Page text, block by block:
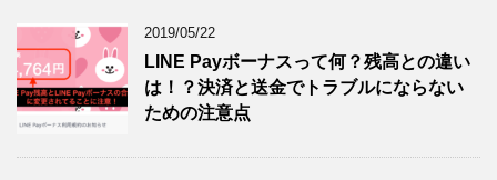
2019/05/22
LINE Payボーナスって何？残高との違い
は！？決済と送金でトラブルにならない
ための注意点